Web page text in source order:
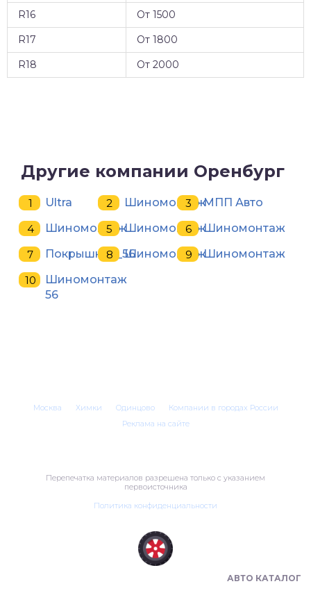
R16
От 1500
R17
От 1800
R18
От 2000
Другие компании Оренбург
Ultra ШиномонтажМПП Авто
ШиномонтажШиномонтажШиномонтаж
Покрышкин_56ШиномонтажШиномонтаж
Шиномонтаж
56
АВТО КАТАЛОГ
Москва Химки Одинцово
Компании в городах России
Реклама на сайте
Перепечатка материалов разрешена только с указанием
первоисточника
Политика конфиденциальности